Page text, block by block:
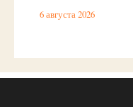
6 августа 2026